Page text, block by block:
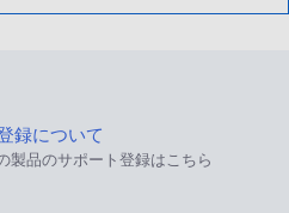
録について
製品のサポート登録はこちら